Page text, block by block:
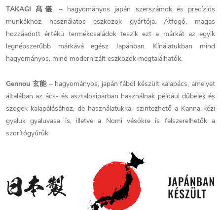
TAKAGI 髙儀
– hagyományos japán szerszámok és precíziós
munkákhoz használatos eszközök gyártója. Átfogó, magas
hozzáadott értékű termékcsaládok teszik ezt a márkát az egyik
legnépszerűbb márkává egész Japánban. Kínálatukban mind
hagyományos, mind modernizált eszközök megtalálhatók.
Gennou 玄能– hagyományos, japán fából készült kalapács, amelyet
általában az ács- és asztalosiparban használnak például dübelek és
szögek kalapálásához, de használatukkal szintezhető a Kanna kézi
gyaluk gyaluvasa is, illetve a Nomi vésőkre is felszerelhetők a
szorítógyűrűk.